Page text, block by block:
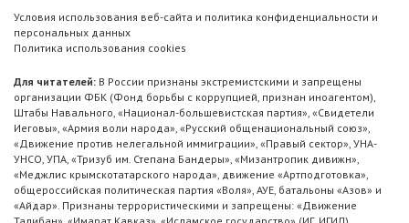
Условия использования веб-сайта и политика конфиденциальности и
персональных данных
Политика использования cookies
Для читателей: В России признаны экстремистскими и запрещены
организации ФБК (Фонд борьбы с коррупцией, признан иноагентом),
Штабы Навального, «Национал-большевистская партия», «Свидетели
Иеговы», «Армия воли народа», «Русский общенациональный союз»,
«Движение против нелегальной иммиграции», «Правый сектор», УНА-
УНСО, УПА, «Тризуб им. Степана Бандеры», «Мизантропик дивижн»,
«Меджлис крымскотатарского народа», движение «Артподготовка»,
общероссийская политическая партия «Воля», АУЕ, батальоны «Азов» и
«Айдар». Признаны террористическими и запрещены: «Движение